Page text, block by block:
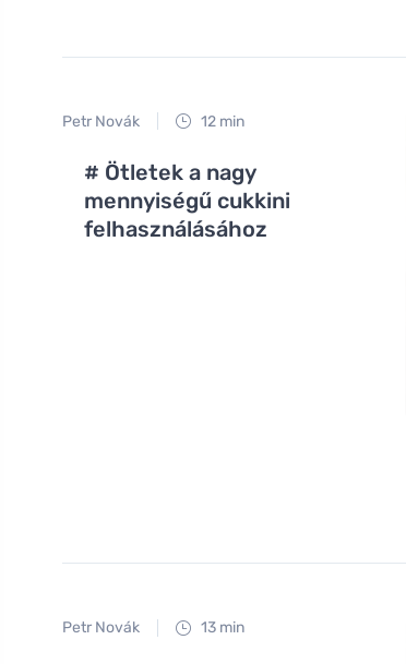
Petr Novák 12 min
# Ötletek a nagy
mennyiségű cukkini
felhasználásához
Petr Novák 13 min